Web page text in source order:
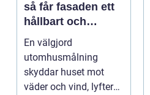
så får fasaden ett
hållbart och
vackert resultat
En välgjord
utomhusmålning
skyddar huset mot
väder och vind, lyfter